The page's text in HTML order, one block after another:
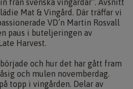
från svenska vingårdar”. Avsnitt
Mat & Vingård. Där träffar vi
VD’n Martin Rosvall
paus i buteljeringen av
Harvest.
och hur det har gått fram
och mulen novemberdag.
topp i vingården. Delar av